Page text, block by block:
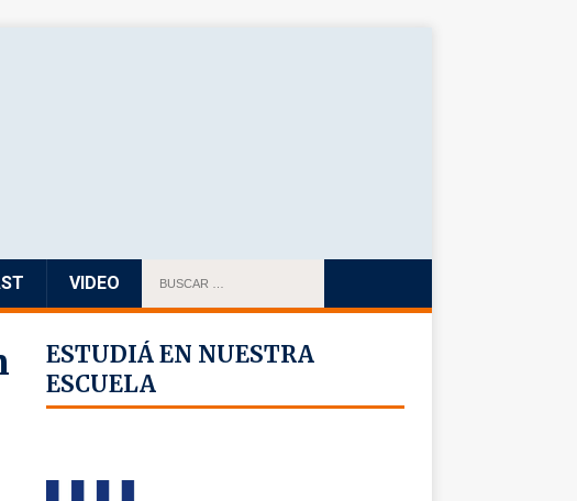
VIDEO
ESTUDIÁ EN NUESTRA
ESCUELA